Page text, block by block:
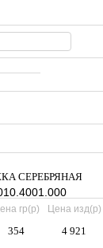
СЕРЕБРЯНАЯ
гр(р) Цена изд(р)
354 4 921